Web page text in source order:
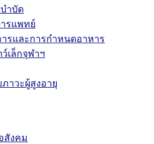
ำบัด
รแพทย์
รและการกำหนดอาหาร
เล็กจุฬาฯ
าวะผู้สูงอายุ
สังคม